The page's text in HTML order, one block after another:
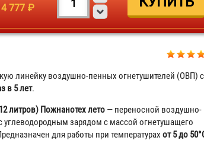
4 777 ₽
линейку воздушно-пенных огнетушителей (ОВП)
в 5 лет.
литров) Пожнанотех лето — переносной воздушно-
углеводородным зарядом с массой огнетушащего
для работы при температурах от 5 до
Подставка под огнетушитель
223 ₽